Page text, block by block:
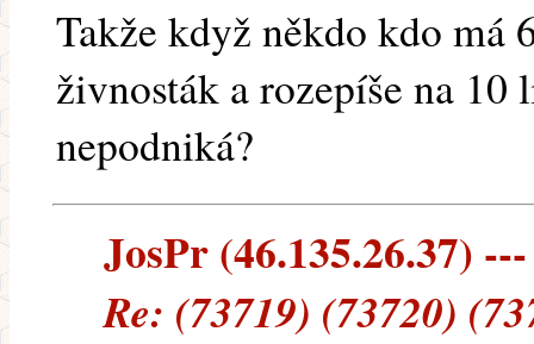
Takže když někdo kdo má
živnosták a rozepíše na
nepodniká?
JosPr (46.135.26.37)
Re: (73719) (73720)